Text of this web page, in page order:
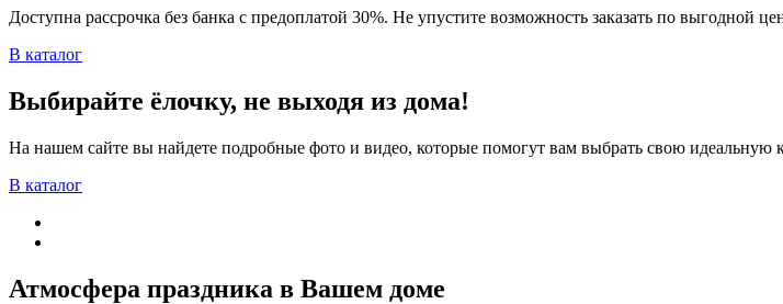
Доступна рассрочка без банка с предоплатой 30%. Не упустите возможность заказать по выгодной
В каталог
Выбирайте ёлочку, не выходя из дома!
На нашем сайте вы найдете подробные фото и видео, которые помогут вам выбрать свою идеальную
В каталог
Атмосфера праздника в Вашем доме